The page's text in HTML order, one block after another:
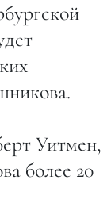
Уитмен,
более 20